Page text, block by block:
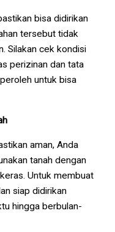
bisa didirikan
tersebut tidak
Silakan cek kondisi
perizinan dan tata
untuk bisa
aman, Anda
tanah dengan
Untuk membuat
siap didirikan
hingga berbulan-